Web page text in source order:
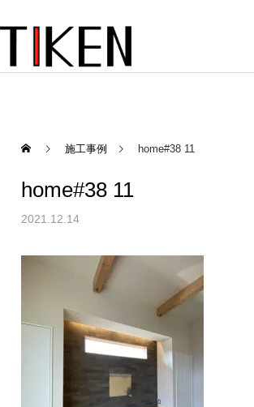
施工事例 home#38 11
home#38 11
2021.12.14